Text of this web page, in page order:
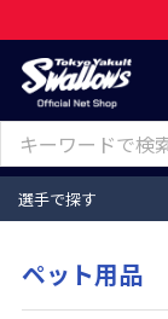
選手で探す
ペット用品